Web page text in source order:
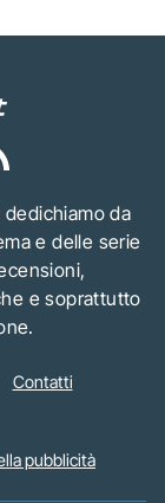
da
e delle serie
e soprattutto
Contatti
pubblicità